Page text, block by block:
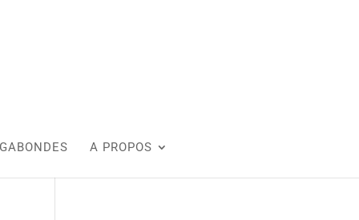
A PROPOS